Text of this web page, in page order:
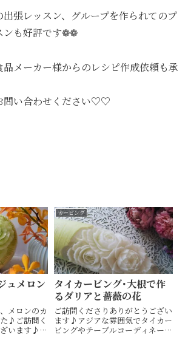
張レッスン、グループを作られてのプ
ンも好評です❁❁
品メーカー様からのレシピ作成依頼も承
問い合わせください♡♡
ュメロン
メロンのカ
♪ご訪問く
います♪ア
カービング
タイカービング･大根で作
るダリアと薔薇の花
ご訪問くださりありがとうござい
ます♪アジアな雰囲気でタイカー
ビングやテーブルコーディネート